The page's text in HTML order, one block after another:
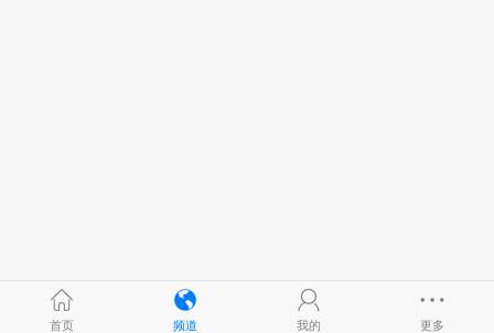
首页 频道 我的 更多